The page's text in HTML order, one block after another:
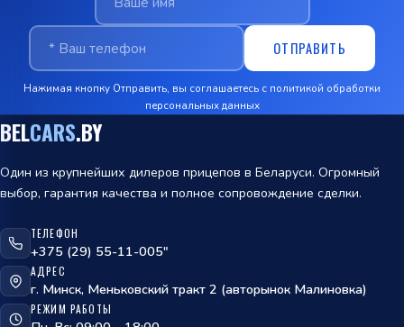
ОТПРАВИТЬ
Нажимая кнопку Отправить, вы соглашаетесь с политикой обработки
персональных данных
BELCARS.BY
Один из крупнейших дилеров прицепов в Беларуси. Огромный
выбор, гарантия качества и полное сопровождение сделки.
ТЕЛЕФОН
+375 (29) 55-11-005"
АДРЕС
г. Минск, Меньковский тракт 2 (авторынок Малиновка)
РЕЖИМ РАБОТЫ